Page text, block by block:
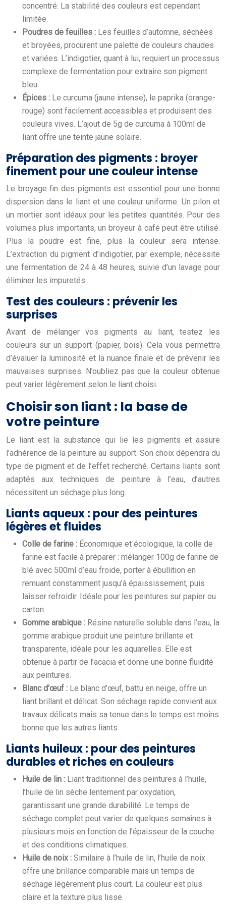
concentré. La stabilité des couleurs est cependant
limitée.
Poudres de feuilles : Les feuilles d’automne, séchées
et broyées, procurent une palette de couleurs chaudes
et variées. L’indigotier, quant à lui, requiert un processus
complexe de fermentation pour extraire son pigment
bleu.
Épices : Le curcuma (jaune intense), le paprika (orange-
rouge) sont facilement accessibles et produisent des
couleurs vives. L’ajout de 5g de curcuma à 100ml de
liant offre une teinte jaune solaire.
Préparation des pigments : broyer
finement pour une couleur intense
Le broyage fin des pigments est essentiel pour une bonne
dispersion dans le liant et une couleur uniforme. Un pilon et
un mortier sont idéaux pour les petites quantités. Pour des
volumes plus importants, un broyeur à café peut être utilisé.
Plus la poudre est fine, plus la couleur sera intense.
L’extraction du pigment d’indigotier, par exemple, nécessite
une fermentation de 24 à 48 heures, suivie d’un lavage pour
éliminer les impuretés.
Test des couleurs : prévenir les
surprises
Avant de mélanger vos pigments au liant, testez les
couleurs sur un support (papier, bois). Cela vous permettra
d’évaluer la luminosité et la nuance finale et de prévenir les
mauvaises surprises. N’oubliez pas que la couleur obtenue
peut varier légèrement selon le liant choisi.
Choisir son liant : la base de
votre peinture
Le liant est la substance qui lie les pigments et assure
l’adhérence de la peinture au support. Son choix dépendra du
type de pigment et de l’effet recherché. Certains liants sont
adaptés aux techniques de peinture à l’eau, d’autres
nécessitent un séchage plus long.
Liants aqueux : pour des peintures
légères et fluides
Colle de farine : Économique et écologique, la colle de
farine est facile à préparer : mélanger 100g de farine de
blé avec 500ml d’eau froide, porter à ébullition en
remuant constamment jusqu’à épaississement, puis
laisser refroidir. Idéale pour les peintures sur papier ou
carton.
Gomme arabique : Résine naturelle soluble dans l’eau, la
gomme arabique produit une peinture brillante et
transparente, idéale pour les aquarelles. Elle est
obtenue à partir de l’acacia et donne une bonne fluidité
aux peintures.
Blanc d’œuf : Le blanc d’œuf, battu en neige, offre un
liant brillant et délicat. Son séchage rapide convient aux
travaux délicats mais sa tenue dans le temps est moins
bonne que les autres liants.
Liants huileux : pour des peintures
durables et riches en couleurs
Huile de lin : Liant traditionnel des peintures à l’huile,
l’huile de lin sèche lentement par oxydation,
garantissant une grande durabilité. Le temps de
séchage complet peut varier de quelques semaines à
plusieurs mois en fonction de l’épaisseur de la couche
et des conditions climatiques.
Huile de noix : Similaire à l’huile de lin, l’huile de noix
offre une brillance comparable mais un temps de
séchage légèrement plus court. La couleur est plus
claire et la texture plus lisse.